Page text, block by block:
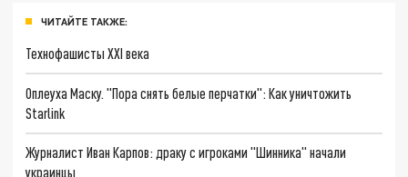
ЧИТАЙТЕ ТАКЖЕ:
Технофашисты XXI века
Оплеуха Маску. "Пора снять белые перчатки": Как уничтожить
Starlink
Журналист Иван Карпов: драку с игроками "Шинника" начали
украинцы